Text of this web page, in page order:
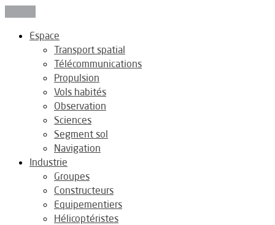
Espace
Transport spatial
Télécommunications
Propulsion
Vols habités
Observation
Sciences
Segment sol
Navigation
Industrie
Groupes
Constructeurs
Equipementiers
Hélicoptéristes